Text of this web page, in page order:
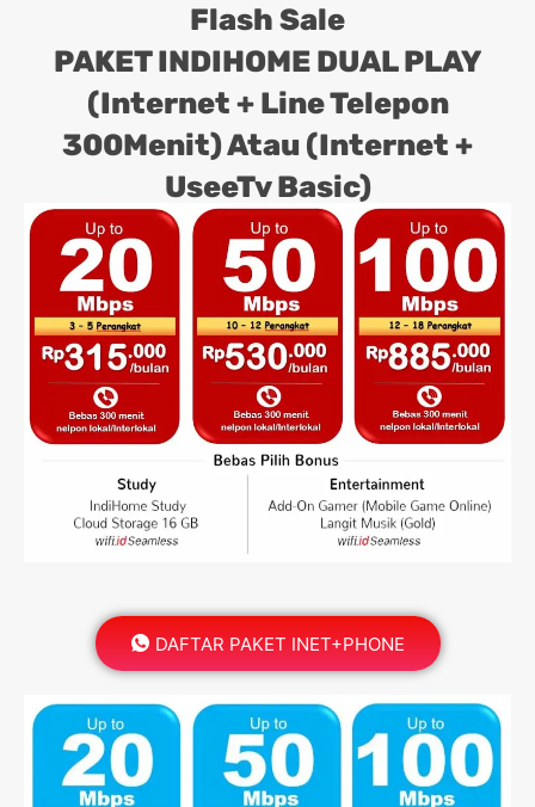
Flash Sale
PAKET INDIHOME DUAL PLAY
(Internet + Line Telepon
300Menit) Atau (Internet +
UseeTv Basic)
DAFTAR PAKET INET+PHONE